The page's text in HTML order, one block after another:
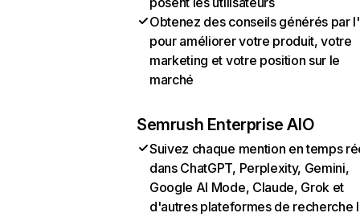
Obtenez des conseils générés par
pour améliorer votre produit, votre
marketing et votre position sur le
marché
Semrush Enterprise AIO
Suivez chaque mention en temps
dans ChatGPT, Perplexity, Gemini,
Google AI Mode, Claude, Grok et
d'autres plateformes de recherche